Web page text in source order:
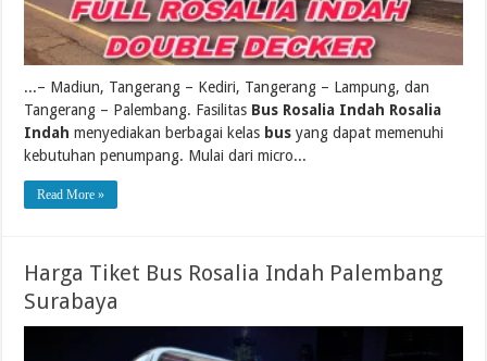
...– Madiun, Tangerang – Kediri, Tangerang – Lampung, dan
Tangerang – Palembang. Fasilitas Bus Rosalia Indah Rosalia
Indah menyediakan berbagai kelas bus yang dapat memenuhi
kebutuhan penumpang. Mulai dari micro...
Read More »
Harga Tiket Bus Rosalia Indah Palembang
Surabaya